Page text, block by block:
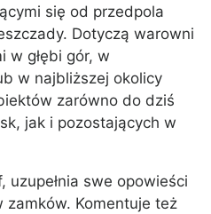
się od przedpola
Dotyczą warowni
w głębi gór, w
w najbliższej okolicy
zarówno do dziś
jak i pozostających w
uzupełnia swe opowieści
zamków. Komentuje też